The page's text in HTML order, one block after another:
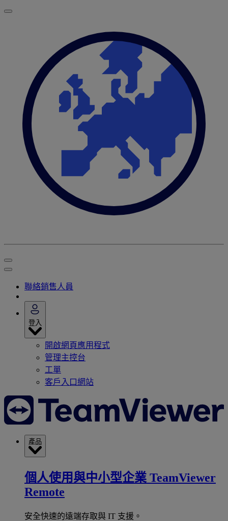
聯絡銷售人員
登入
開啟網頁應用程式
管理主控台
工單
客戶入口網站
產品
個人使用與中小型企業 TeamViewer
Remote
安全快速的遠端存取與 IT 支援。